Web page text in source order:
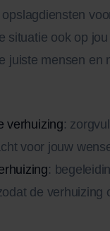
situatie ook op
juiste mensen en
verhuizing:
voor jouw
:
de verhuizing